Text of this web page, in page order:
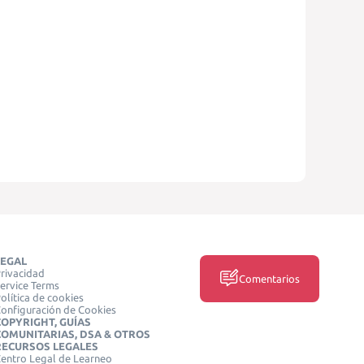
Terms
de cookies
de Cookies
GUÍAS
DSA & OTROS
LEGALES
Legal de Learneo
Comentarios